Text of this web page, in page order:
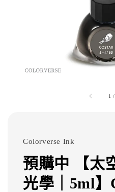
1 /
Colorverse Ink
預購中 【太
光學｜5ml】